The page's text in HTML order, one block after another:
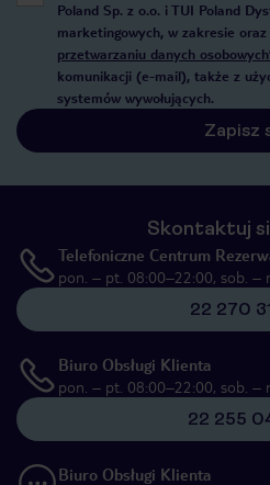
Poland Sp. z o.o. i TUI Poland
marketingowych, w zakresie
przetwarzaniu danych
komunikacji (e-mail), także z
systemów wywołujących.
Zapisz
Skontaktuj
Telefoniczne Centrum
pon. – pt. 08:00–22:00, sob. –
22 270
Biuro Obsługi Klienta
pon. – pt. 08:00–22:00, sob. –
22 255
Biuro Obsługi Klienta